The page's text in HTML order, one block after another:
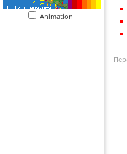
Animation